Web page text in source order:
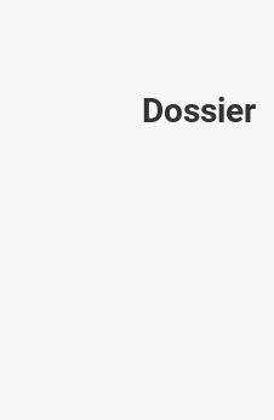
Dossier